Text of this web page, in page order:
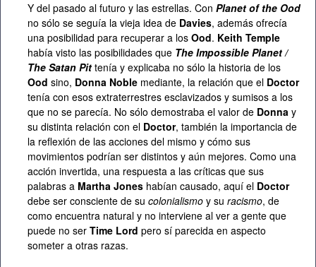
Y del pasado al futuro y las estrellas. Con Planet of the Ood
no sólo se seguía la vieja idea de Davies, además ofrecía
una posibilidad para recuperar a los Ood. Keith Temple
había visto las posibilidades que The Impossible Planet /
The Satan Pit tenía y explicaba no sólo la historia de los
Ood sino, Donna Noble mediante, la relación que el Doctor
tenía con esos extraterrestres esclavizados y sumisos a los
que no se parecía. No sólo demostraba el valor de Donna y
su distinta relación con el Doctor, también la importancia de
la reflexión de las acciones del mismo y cómo sus
movimientos podrían ser distintos y aún mejores. Como una
acción invertida, una respuesta a las críticas que sus
palabras a Martha Jones habían causado, aquí el Doctor
debe ser consciente de su colonialismo y su racismo, de
como encuentra natural y no interviene al ver a gente que
puede no ser Time Lord pero sí parecida en aspecto
someter a otras razas.